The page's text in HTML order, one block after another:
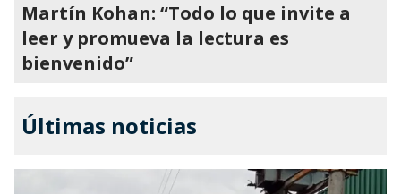
Martín Kohan: “Todo lo que invite a
leer y promueva la lectura es
bienvenido”
Últimas noticias